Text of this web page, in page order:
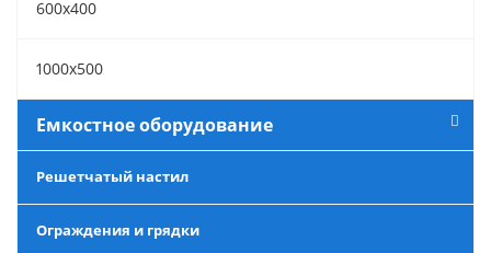
600х400
1000х500
Емкостное оборудование
Решетчатый настил
Ограждения и грядки